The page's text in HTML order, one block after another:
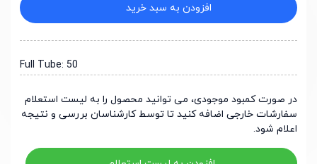
افزودن به سبد خرید
Full Tube: 50
در صورت کمبود موجودی، می توانید محصول را به لیست استعلام
سفارشات خارجی اضافه کنید تا توسط کارشناسان بررسی و نتیجه
اعلام شود.